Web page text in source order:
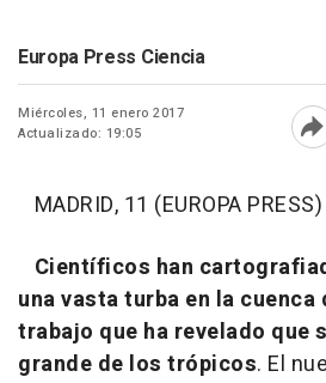
Europa Press Ciencia
Miércoles, 11 enero 2017
Actualizado: 19:05
MADRID, 11 (EUROPA PRESS)
Científicos han
una vasta turba en la cuenca
trabajo que ha revelado que
grande de los trópicos. El